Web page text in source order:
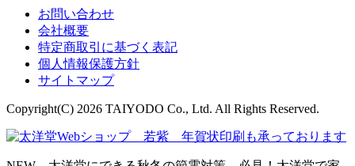
お問い合わせ
会社概要
特定商取引に基づく表記
個人情報保護方針
サイトマップ
Copyright(C) 2026 TAIYODO Co., Ltd. All Rights Reserved.